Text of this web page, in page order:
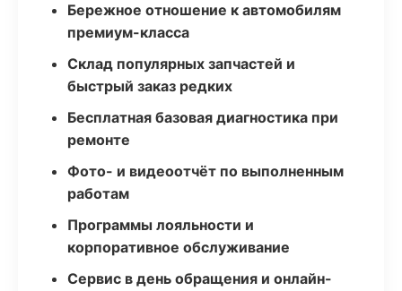
Бережное отношение к автомобилям
премиум-класса
Склад популярных запчастей и
быстрый заказ редких
Бесплатная базовая диагностика при
ремонте
Фото- и видеоотчёт по выполненным
работам
Программы лояльности и
корпоративное обслуживание
Сервис в день обращения и онлайн-